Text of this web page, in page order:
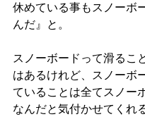
休めている事もスノーボ
んだ』と。
スノーボードって滑るこ
はあるけれど、スノーボ
ていることは全てスノー
なんだと気付かせてくれ